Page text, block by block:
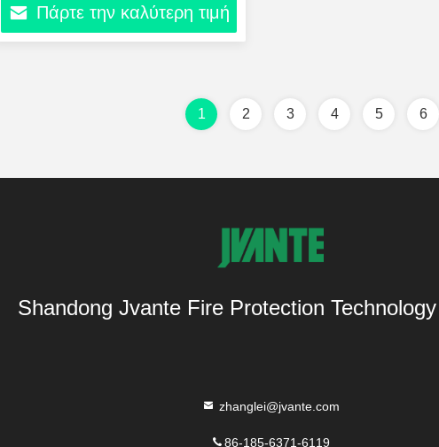
Άξονα για την ασφάλεια πυρκαγιάς
στο σπίτι, το σπάσιμο ξύλου και την
Πάρτε την καλύτερη τιμή
1 2 3 4 5 6
Shandong Jvante Fire Protection Technology
zhanglei@jvante.com
86-185-6371-6119